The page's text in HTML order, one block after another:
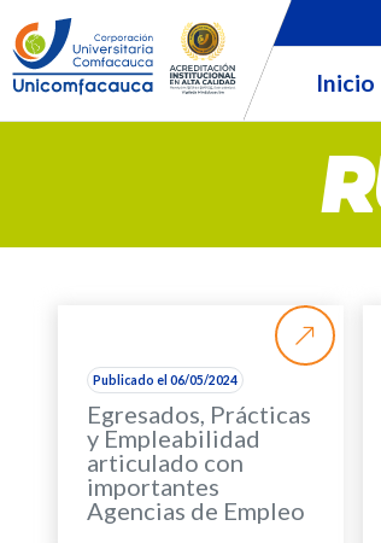
Inicio
Publicado el 06/05/2024
Egresados, Prácticas
y Empleabilidad
articulado con
importantes
Agencias de Empleo